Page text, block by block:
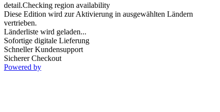
detail.Checking region availability
Diese Edition wird zur Aktivierung in ausgewählten Ländern
vertrieben.
Länderliste wird geladen...
Sofortige digitale Lieferung
Schneller Kundensupport
Sicherer Checkout
Powered by